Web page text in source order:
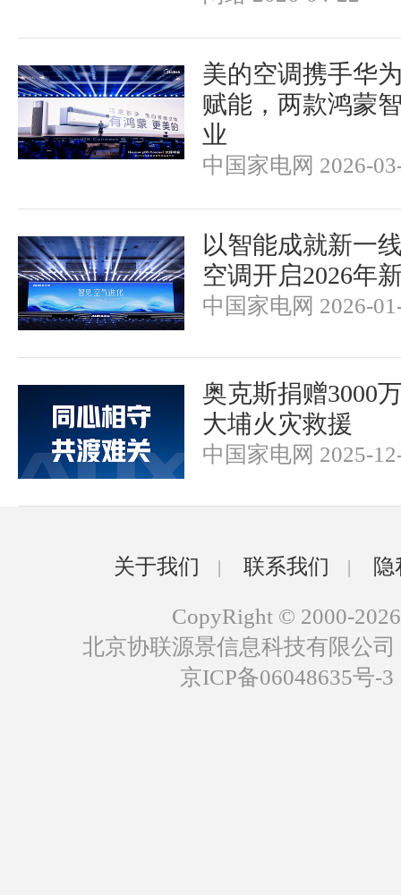
美的空调携手华
赋能，两款鸿蒙
业
中国家电网 2026-
以智能成就新一
空调开启2026年
中国家电网 2026-
奥克斯捐赠3000
大埔火灾救援
中国家电网 2025-
关于我们 | 联系我们 |
CopyRight © 2000-2026
北京协联源景信息科技有限公
京ICP备06048635号-3